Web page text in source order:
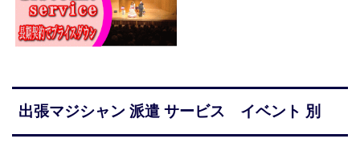
出張マジシャン 派遣 サービス イベント 別